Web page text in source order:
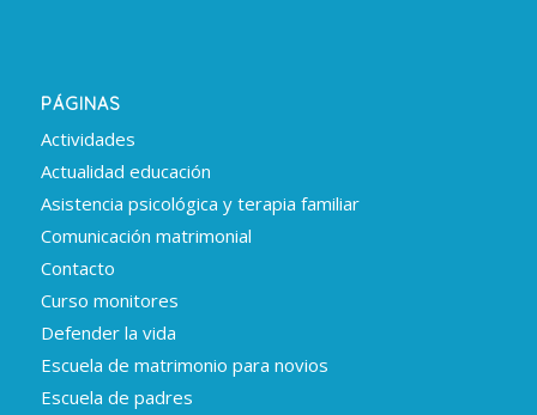
PÁGINAS
Actividades
Actualidad educación
Asistencia psicológica y terapia familiar
Comunicación matrimonial
Contacto
Curso monitores
Defender la vida
Escuela de matrimonio para novios
Escuela de padres